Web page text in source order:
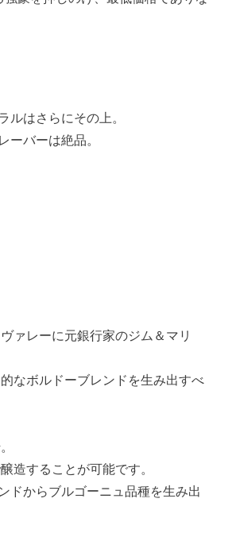
ルはさらにその上。
ーバーは絶品。
ァレーに元銀行家のジム＆マリ
なボルドーブレンドを生み出すべ
造することが可能です。
ドからブルゴーニュ品種を生み出